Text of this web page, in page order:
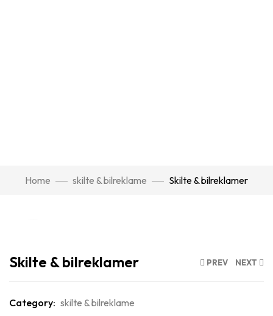
Home skilte & bilreklame Skilte & bilreklamer
PREV NEXT
Skilte & bilreklamer
Category: skilte & bilreklame